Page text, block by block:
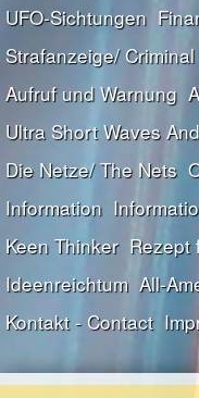
UFO-Sichtungen
Strafanzeige/
Aufruf und Warnung
Ultra Short Waves
Die Netze/ The Nets
Information
Keen Thinker Rezept
Ideenreichtum All-
Kontakt - Contact